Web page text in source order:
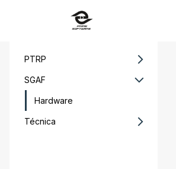
PTRP
SGAF
Hardware
Técnica